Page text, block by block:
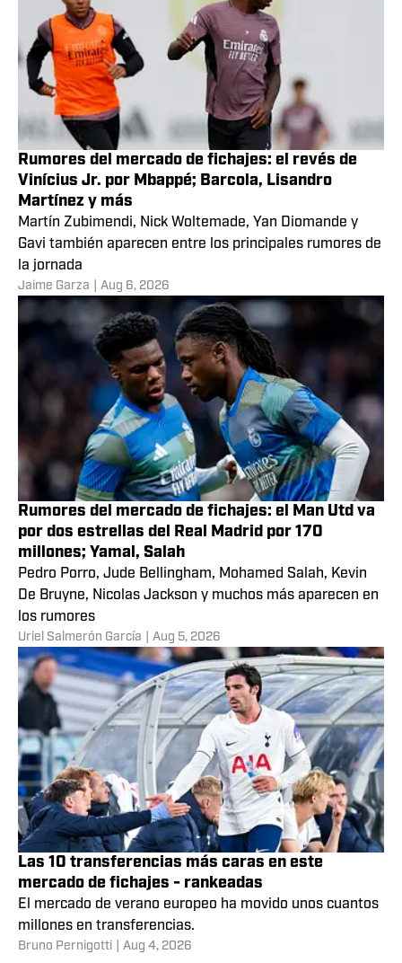
Rumores del mercado de fichajes: el revés de
Vinícius Jr. por Mbappé; Barcola, Lisandro
Martínez y más
Martín Zubimendi, Nick Woltemade, Yan Diomande y
Gavi también aparecen entre los principales rumores de
la jornada
Jaime Garza Aug 6, 2026
Rumores del mercado de fichajes: el Man Utd va
por dos estrellas del Real Madrid por 170
millones; Yamal, Salah
Pedro Porro, Jude Bellingham, Mohamed Salah, Kevin
De Bruyne, Nicolas Jackson y muchos más aparecen en
los rumores
Uriel Salmerón García Aug 5, 2026
Las 10 transferencias más caras en este
mercado de fichajes - rankeadas
El mercado de verano europeo ha movido unos cuantos
millones en transferencias.
Bruno Pernigotti Aug 4, 2026